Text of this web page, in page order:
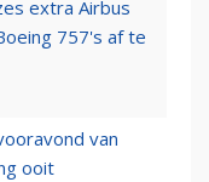
extra Airbus
757's af te
van
ooit